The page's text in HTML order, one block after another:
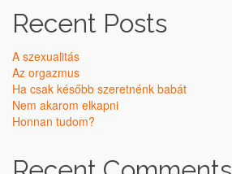
Recent Posts
A szexualitás
Az orgazmus
Ha csak később szeretnénk babát
Nem akarom elkapni
Honnan tudom?